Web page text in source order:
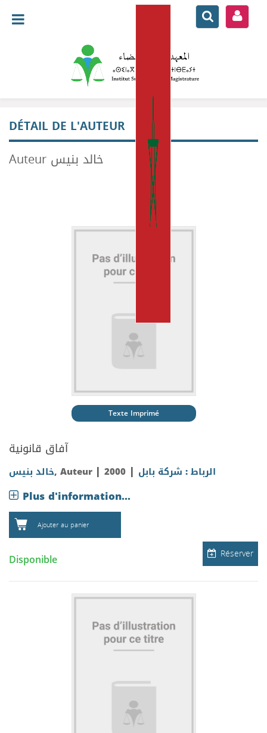
DÉTAIL DE L'AUTEUR
Auteur خالد بنيس
Texte Imprimé
آفاق قانونية
خالد بنيس, Auteur | الرباط : شركة بابل |
2000
Plus d'information...
Ajouter au panier
Réserver
Disponible